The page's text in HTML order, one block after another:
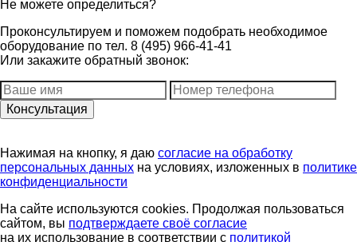
Не можете определиться?
Проконсультируем и поможем подобрать необходимое
оборудование по тел. 8 (495) 966-41-41
Или закажите обратный звонок:
Нажимая на кнопку, я даю согласие на обработку
персональных данных на условиях, изложенных в политике
конфиденциальности
На сайте используются cookies. Продолжая пользоваться
сайтом, вы подтверждаете своё согласие
на их использование в соответствии с политикой